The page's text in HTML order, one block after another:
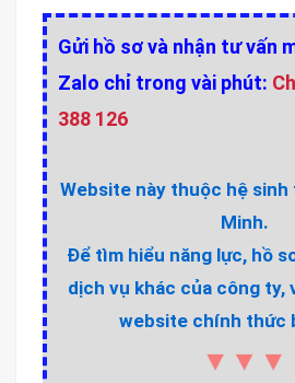
Gửi hồ sơ và nhận tư vấn
Zalo chỉ trong vài phút:
388 126
Website này thuộc hệ sinh
Minh.
Để tìm hiểu năng lực, hồ
dịch vụ khác của công ty,
website chính thức
▼▼▼